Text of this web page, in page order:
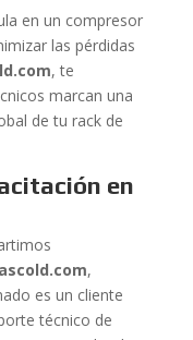
en un compresor
las pérdidas
, te
marcan una
de tu rack de
en
,
es un cliente
técnico de